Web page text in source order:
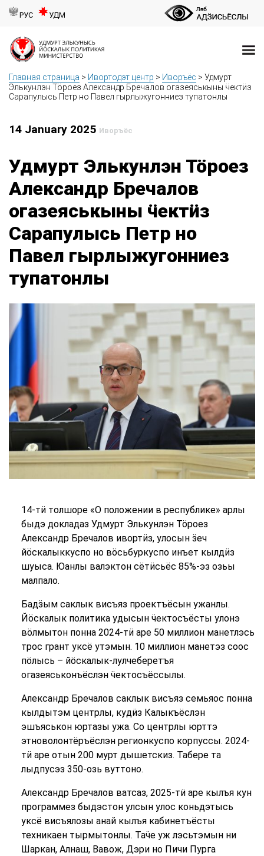
РУС УДМ
Главная страница > Ивортодэт центр > Иворъёс > Удмурт
Элькунлэн Тӧроез Александр Бречалов огазеяськыны ӵектӥз
Сарапулысь Петр но Павел гырлыжугонниез тупатонлы
14 January 2025 Иворъёс
Удмурт Элькунлэн Тӧроез
Александр Бречалов
огазеяськыны ӵектӥз
Сарапулысь Петр но
Павел гырлыжугонниез
тупатонлы
14-тӥ толшоре «О положении в республике» арлы
быдэ докладаз Удмурт Элькунлэн Тӧроез
Александр Бречалов ивортӥз, улосын ӟеч
йӧскалыккуспо но вӧсьбуркуспо инъет кылдӥз
шуыса. Юанлы валэктон сётӥсьёс 85%-эз озьы
малпало.
Бадӟым саклык висъяз проектъёсын ужанлы.
Йӧскалык политика удысын ӵектосъёсты улонэ
вӧлмытон понна 2024-тӥ аре 50 миллион манетлэсь
трос грант уксё утэмын. 10 миллион манетэз соос
пӧлысь – йӧскалык-лулчеберетъя
огазеяськонъёслэн ӵектосъёссылы.
Александр Бречалов саклык висъяз семьяос понна
кылдытэм центрлы, кудӥз Калыкъёслэн
эшъяськон юртазы ужа. Со центрлы юрттэ
этноволонтёръёслэн регионкуспо корпуссы. 2024-
тӥ аре отын 200 мурт дышетскиз. Табере та
лыдпусэз 350-озь вуттоно.
Александр Бречалов ватсаз, 2025-тӥ аре кылъя кун
программез быдэстон улсын улос коньдэтысь
уксё висъялозы анай кылъя кабинетъёсты
техникаен тырмытонлы. Таӵе уж лэсьтэмын ни
Шаркан, Алнаш, Вавож, Дэри но Пичи Пурга